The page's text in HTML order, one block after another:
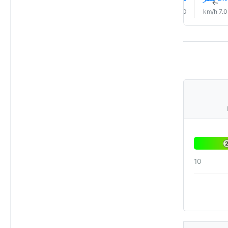
↑
7.0 km/h
6.0 km/h
2
10